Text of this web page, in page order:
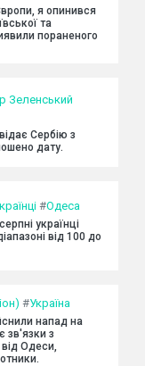
я опинився
та
пораненого
Зеленський
Сербію з
дату.
#Одеса
українці
від 100 до
#Україна
напад на
зв'язки з
Одеси,